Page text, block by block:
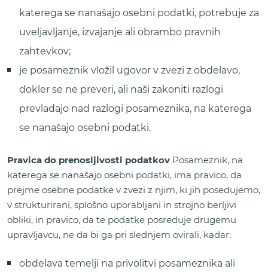
katerega se nanašajo osebni podatki, potrebuje za
uveljavljanje, izvajanje ali obrambo pravnih
zahtevkov;
je posameznik vložil ugovor v zvezi z obdelavo,
dokler se ne preveri, ali naši zakoniti razlogi
prevladajo nad razlogi posameznika, na katerega
se nanašajo osebni podatki.
Pravica do prenosljivosti podatkov Posameznik, na
katerega se nanašajo osebni podatki, ima pravico, da
prejme osebne podatke v zvezi z njim, ki jih posedujemo,
v strukturirani, splošno uporabljani in strojno berljivi
obliki, in pravico, da te podatke posreduje drugemu
upravljavcu, ne da bi ga pri slednjem ovirali, kadar:
obdelava temelji na privolitvi posameznika ali